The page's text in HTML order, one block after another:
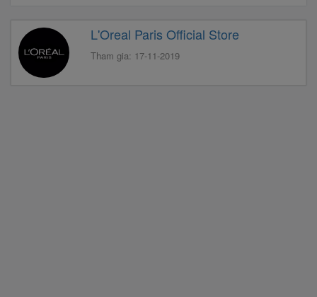
L'Oreal Paris Official Store
Tham gia: 17-11-2019